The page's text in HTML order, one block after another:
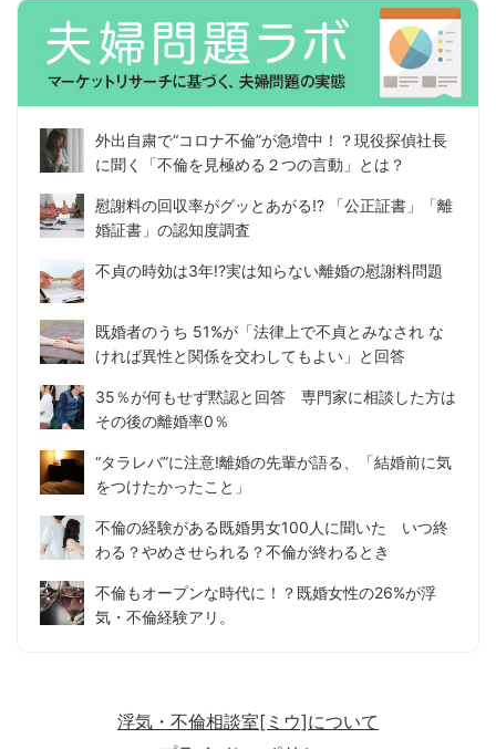
外出自粛で“コロナ不倫”が急増中！？現役探偵社長
に聞く「不倫を見極める２つの言動」とは？
慰謝料の回収率がグッとあがる!? 「公正証書」「離
婚証書」の認知度調査
不貞の時効は3年!?実は知らない離婚の慰謝料問題
既婚者のうち 51%が「法律上で不貞とみなされ な
ければ異性と関係を交わしてもよい」と回答
35％が何もせず黙認と回答 専門家に相談した方は
その後の離婚率0％
“タラレバ”に注意!離婚の先輩が語る、「結婚前に気
をつけたかったこと」
不倫の経験がある既婚男女100人に聞いた いつ終
わる？やめさせられる？不倫が終わるとき
不倫もオープンな時代に！？既婚女性の26%が浮
気・不倫経験アリ。
浮気・不倫相談室[ミウ]について